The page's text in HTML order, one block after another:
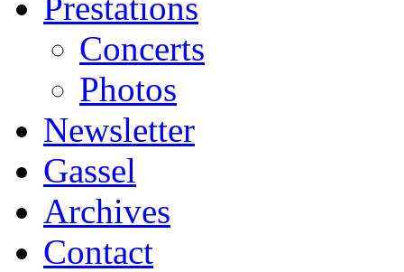
Concerts
Photos
Newsletter
Gassel
Archives
Contact